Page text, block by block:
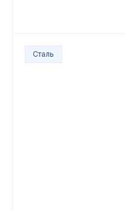
Сталь